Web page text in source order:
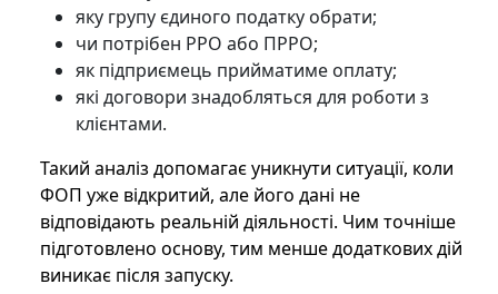
яку групу єдиного податку обрати;
чи потрібен РРО або ПРРО;
як підприємець прийматиме оплату;
які договори знадобляться для роботи з
клієнтами.
Такий аналіз допомагає уникнути ситуації, коли
ФОП уже відкритий, але його дані не
відповідають реальній діяльності. Чим точніше
підготовлено основу, тим менше додаткових дій
виникає після запуску.